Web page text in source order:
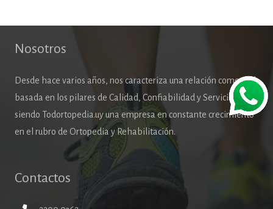
Nosotros
Desde hace varios años, nos caracteriza una relación comercial
basada en los pilares de Calidad, Confiabilidad y Servicio,
siendo Todortopedia.uy una empresa en constante crecimiento
en el rubro de Ortopedia y Rehabilitación.
Contactos